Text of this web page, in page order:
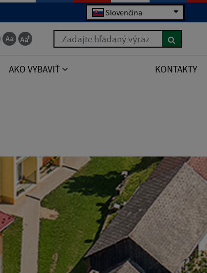
Slovenčina
Zadajte hľadaný výraz
AKO VYBAVIŤ KONTAKTY